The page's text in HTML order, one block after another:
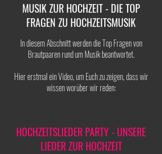
MUSIK ZUR HOCHZEIT - DIE TOP
FRAGEN ZU HOCHZEITSMUSIK
In diesem Abschnitt werden die Top Fragen von
Brautpaaren rund um Musik beantwortet.
Hier erstmal ein Video, um Euch zu zeigen, dass wir
wissen worüber wir reden:
HOCHZEITSLIEDER PARTY - UNSERE
LIEDER ZUR HOCHZEIT